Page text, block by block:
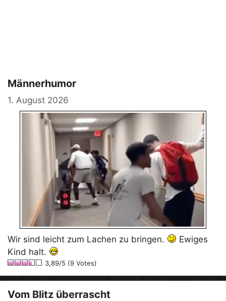
Männerhumor
1. August 2026
Wir sind leicht zum Lachen zu bringen.
Ewiges
Kind halt.
3,89/5 (9 Votes)
Vom Blitz überrascht